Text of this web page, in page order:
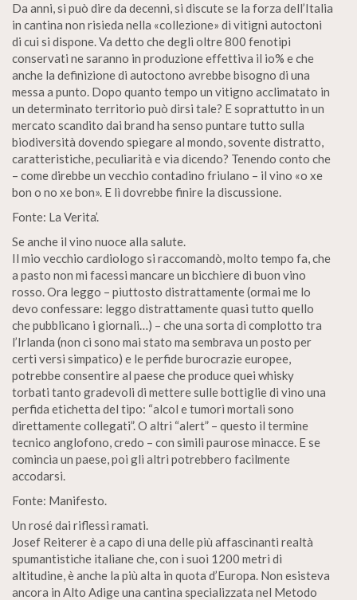
Da anni, si può dire da decenni, si discute se la forza dell’Italia
in cantina non risieda nella «collezione» di vitigni autoctoni
di cui si dispone. Va detto che degli oltre 800 fenotipi
conservati ne saranno in produzione effettiva il io% e che
anche la definizione di autoctono avrebbe bisogno di una
messa a punto. Dopo quanto tempo un vitigno acclimatato in
un determinato territorio può dirsi tale? E soprattutto in un
mercato scandito dai brand ha senso puntare tutto sulla
biodiversità dovendo spiegare al mondo, sovente distratto,
caratteristiche, peculiarità e via dicendo? Tenendo conto che
– come direbbe un vecchio contadino friulano – il vino «o xe
bon o no xe bon». E lì dovrebbe finire la discussione.
Fonte: La Verita’.
Se anche il vino nuoce alla salute.
Il mio vecchio cardiologo si raccomandò, molto tempo fa, che
a pasto non mi facessi mancare un bicchiere di buon vino
rosso. Ora leggo – piuttosto distrattamente (ormai me lo
devo confessare: leggo distrattamente quasi tutto quello
che pubblicano i giornali…) – che una sorta di complotto tra
l’Irlanda (non ci sono mai stato ma sembrava un posto per
certi versi simpatico) e le perfide burocrazie europee,
potrebbe consentire al paese che produce quei whisky
torbati tanto gradevoli di mettere sulle bottiglie di vino una
perfida etichetta del tipo: “alcol e tumori mortali sono
direttamente collegati”. O altri “alert” – questo il termine
tecnico anglofono, credo – con simili paurose minacce. E se
comincia un paese, poi gli altri potrebbero facilmente
accodarsi.
Fonte: Manifesto.
Un rosé dai riflessi ramati.
Josef Reiterer è a capo di una delle più affascinanti realtà
spumantistiche italiane che, con i suoi 1200 metri di
altitudine, è anche la più alta in quota d’Europa. Non esisteva
ancora in Alto Adige una cantina specializzata nel Metodo